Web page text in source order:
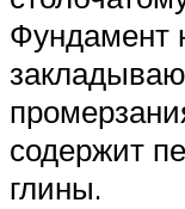
Фундамент
содержит
глины.